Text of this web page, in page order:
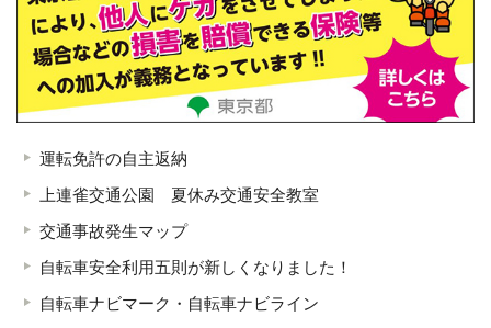
運転免許の自主返納
上連雀交通公園 夏休み交通安全教室
交通事故発生マップ
自転車安全利用五則が新しくなりました！
自転車ナビマーク・自転車ナビライン